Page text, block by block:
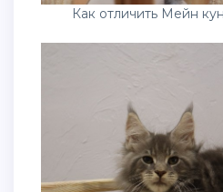
Как отличить Мейн